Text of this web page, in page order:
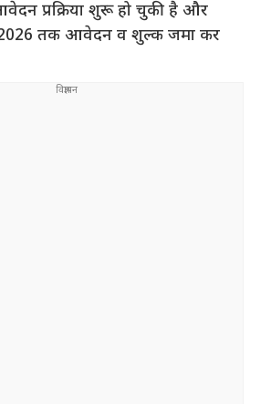
प्रक्रिया शुरू हो चुकी है और
2026 तक आवेदन व शुल्क जमा कर